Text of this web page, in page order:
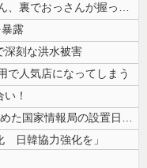
【画像】 例の美人すぎるおにぎり屋さん、裏でおっさんが握っていたｗｗｗ...
露
深刻な洪水被害
で人気店になってしまう
！
（ ´_ゝ`）中国「高市政権が法制化を進めた国家情報局の設置日が7月3...
日韓協力強化を」